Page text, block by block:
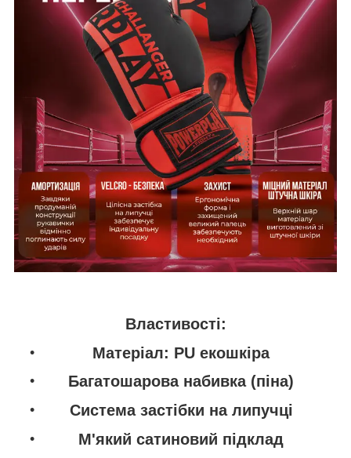
Властивості:
Матеріал: PU екошкіра
Багатошарова набивка (піна)
Система застібки на липучці
М'який сатиновий підклад